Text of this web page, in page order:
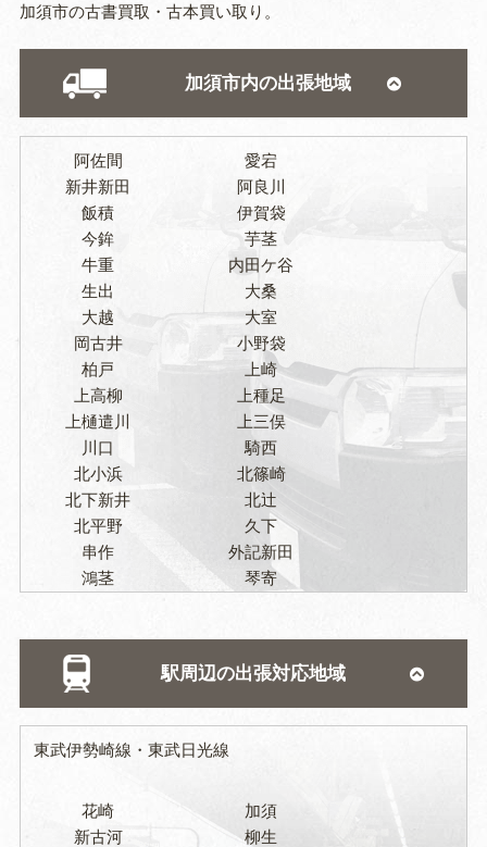
加須市の古書買取・古本買い取り。
加須市内の出張地域
阿佐間
愛宕
新井新田
阿良川
飯積
伊賀袋
今鉾
芋茎
牛重
内田ケ谷
生出
大桑
大越
大室
岡古井
小野袋
柏戸
上崎
上高柳
上種足
上樋遣川
上三俣
川口
騎西
北小浜
北篠崎
北下新井
北辻
北平野
久下
串作
外記新田
鴻茎
琴寄
下崎
杓子木
正能
新川通
新利根
駅周辺の出張対応地域
東武伊勢崎線 東武日光線
花崎
加須
新古河
柳生